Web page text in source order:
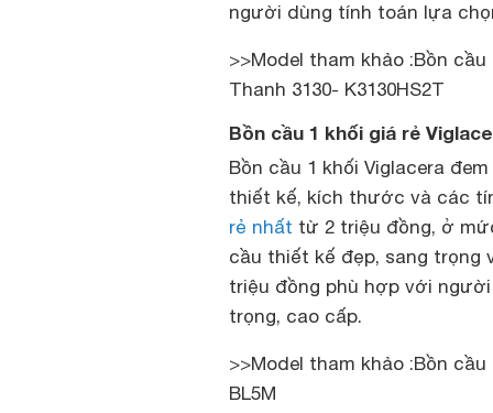
người dùng tính toán lựa
>>Model tham khảo :Bồn
Thanh 3130- K3130HS2T
Bồn cầu 1 khối giá rẻ
Bồn cầu 1 khối Viglacera
thiết kế, kích thước và các
rẻ nhất từ 2 triệu đồng, ở
cầu thiết kế đẹp, sang trọng
triệu đồng phù hợp với
trọng, cao cấp.
>>Model tham khảo :Bồn
BL5M